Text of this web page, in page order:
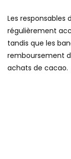
Les
régulièrement
tandis que les
remboursement
achats de cacao.